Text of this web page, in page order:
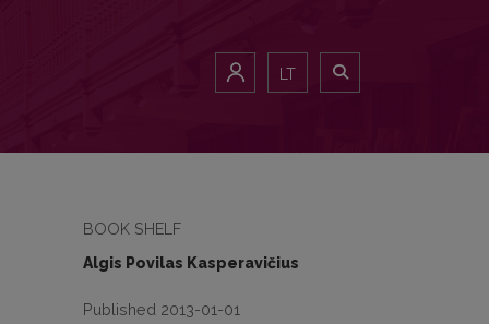
LT
BOOK SHELF
Algis Povilas Kasperavičius
Published 2013-01-01